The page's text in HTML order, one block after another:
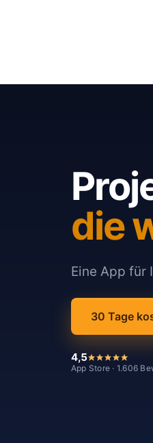
die
Eine App für
30 Tage
4,5
App Store · 1.606